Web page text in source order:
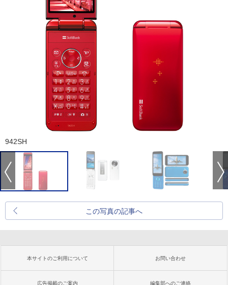
942SH
この写真の記事へ
本サイトのご利用について お問い合わせ
広告掲載のご案内 編集部へのご連絡